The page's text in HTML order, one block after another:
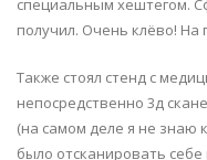
специальным хештегом.
получил. Очень клёво! На
Также стоял стенд с
непосредственно 3д
(на самом деле я не знаю
было отсканировать